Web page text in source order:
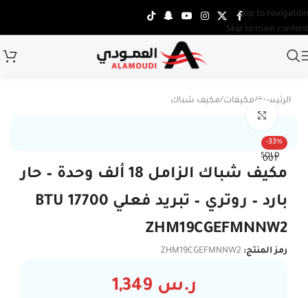
Skip to navigation
Skip to main content
الرئيسية/مكيفات/مكيف شباك
-33%
SOLD
OUT
مكيف شباك الزامل 18 ألف وحدة – حار
بارد – روتري – تبريد فعلي 17700 BTU
ZHM19CGEFMNNW2
رمز المنتج: ZHM19CGEFMNNW2
ر.س